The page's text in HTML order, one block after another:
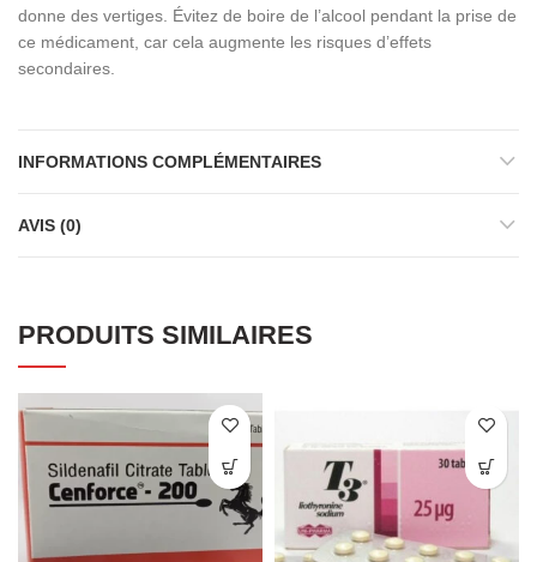
donne des vertiges. Évitez de boire de l’alcool pendant la prise de
ce médicament, car cela augmente les risques d’effets
secondaires.
INFORMATIONS COMPLÉMENTAIRES
AVIS (0)
PRODUITS SIMILAIRES